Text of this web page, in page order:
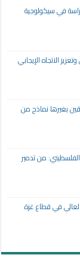
دراسة في سيكولوجية
الاتجاه الإيجابي
بغيرها نماذج من
الفلسطيني: من تدمير
في قطاع غزة